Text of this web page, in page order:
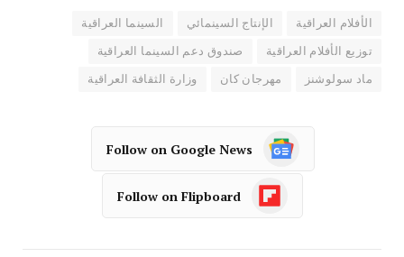
الأفلام العراقية الإنتاج السينمائي السينما العراقية
توزيع الأفلام العراقية صندوق دعم السينما العراقية
ماد سولوشنز مهرجان كان وزارة الثقافة العراقية
Follow on Google News
Follow on Flipboard